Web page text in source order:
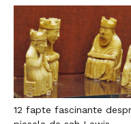
12 fapte fascinante